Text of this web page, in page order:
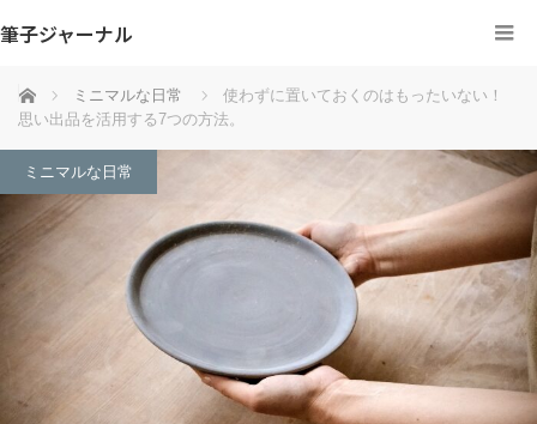
筆子ジャーナル
ホーム ミニマルな日常
使わずに置いておくのはもったいない！
思い出品を活用する7つの方法。
ミニマルな日常